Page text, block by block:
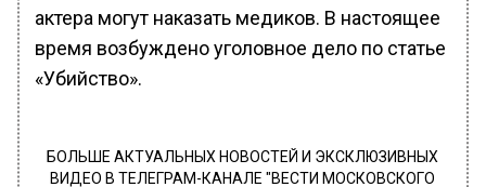
актера могут наказать медиков. В настоящее
время возбуждено уголовное дело по статье
«Убийство».
БОЛЬШЕ АКТУАЛЬНЫХ НОВОСТЕЙ И ЭКСКЛЮЗИВНЫХ
ВИДЕО В ТЕЛЕГРАМ-КАНАЛЕ "ВЕСТИ МОСКОВСКОГО